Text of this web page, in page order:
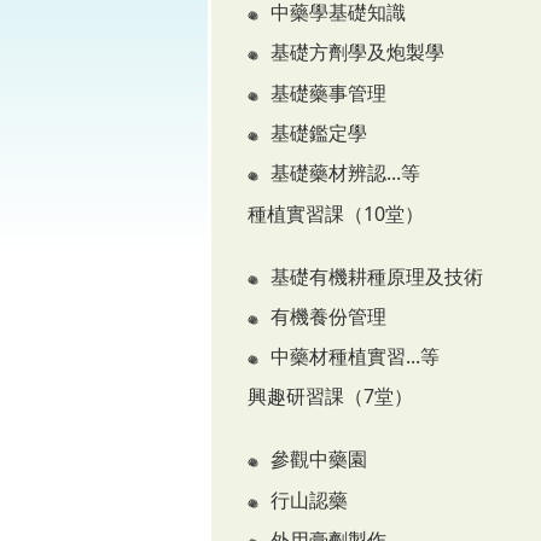
中藥學基礎知識
基礎方劑學及炮製學
基礎藥事管理
基礎鑑定學
基礎藥材辨認...等
種植實習課（10堂）
基礎有機耕種原理及技術
有機養份管理
中藥材種植實習...等
興趣研習課（7堂）
參觀中藥園
行山認藥